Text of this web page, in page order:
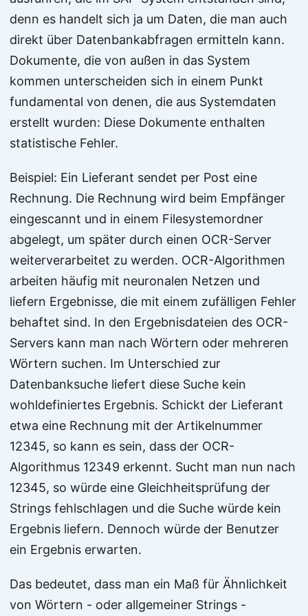
denn es handelt sich ja um Daten, die man auch
direkt über Datenbankabfragen ermitteln kann.
Dokumente, die von außen in das System
kommen unterscheiden sich in einem Punkt
fundamental von denen, die aus Systemdaten
erstellt wurden: Diese Dokumente enthalten
statistische Fehler.
Beispiel: Ein Lieferant sendet per Post eine
Rechnung. Die Rechnung wird beim Empfänger
eingescannt und in einem Filesystemordner
abgelegt, um später durch einen OCR-Server
weiterverarbeitet zu werden. OCR-Algorithmen
arbeiten häufig mit neuronalen Netzen und
liefern Ergebnisse, die mit einem zufälligen Fehler
behaftet sind. In den Ergebnisdateien des OCR-
Servers kann man nach Wörtern oder mehreren
Wörtern suchen. Im Unterschied zur
Datenbanksuche liefert diese Suche kein
wohldefiniertes Ergebnis. Schickt der Lieferant
etwa eine Rechnung mit der Artikelnummer
12345, so kann es sein, dass der OCR-
Algorithmus 12349 erkennt. Sucht man nun nach
12345, so würde eine Gleichheitsprüfung der
Strings fehlschlagen und die Suche würde kein
Ergebnis liefern. Dennoch würde der Benutzer
ein Ergebnis erwarten.
Das bedeutet, dass man ein Maß für Ähnlichkeit
von Wörtern - oder allgemeiner Strings -